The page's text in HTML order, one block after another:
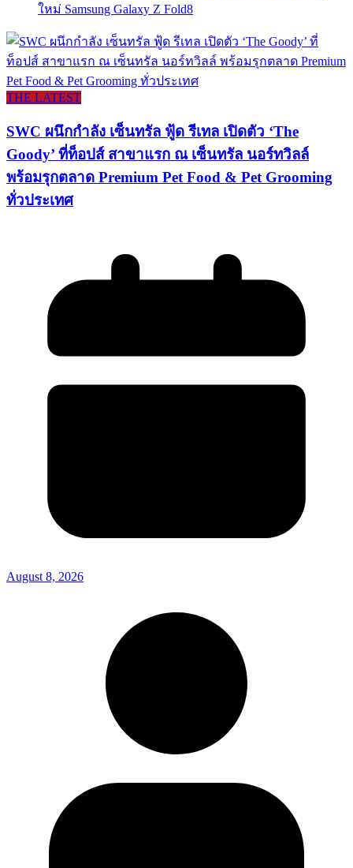
ใหม่ Samsung Galaxy Z Fold8
THE LATEST
SWC ผนึกกำลัง เซ็นทรัล ฟู้ด รีเทล เปิดตัว ‘The
Goody’ ที่ท็อปส์ สาขาแรก ณ เซ็นทรัล นอร์ทวิลล์
พร้อมรุกตลาด Premium Pet Food & Pet Grooming
ทั่วประเทศ
August 8, 2026